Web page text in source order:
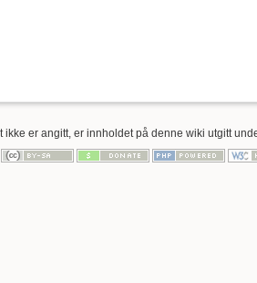
ikke er angitt, er innholdet på denne wiki utgitt